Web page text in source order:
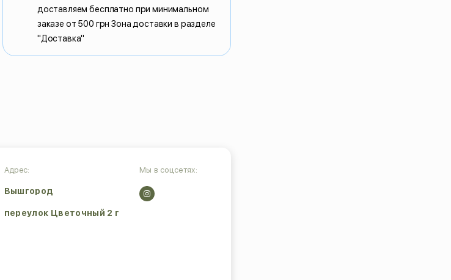
доставляем бесплатно при минимальном
заказе от 500 грн Зона доставки в разделе
"Доставка"
Адрес:
Вышгород
переулок Цветочный 2 г
Мы в соцсетях: